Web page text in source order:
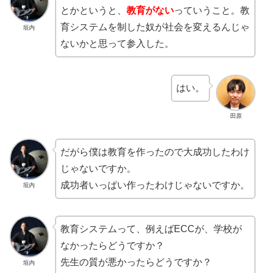
垣内
とかというと、 教育がないっていうこと。教
育システムを制した奴が社会を変えるんじゃ
ないかと思って参入した。
田原
はい。
垣内
だがら僕は教育を作ったので大成功したわけ
じゃないですか。
成功者いっぱい作ったわけじゃないですか。
垣内
教育システムって、例えばECCが、学校が
なかったらどうですか？
先生の質が悪かったらどうですか？